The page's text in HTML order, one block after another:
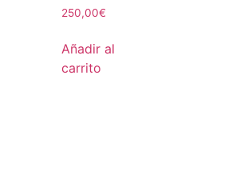
250,00€
Añadir al
carrito